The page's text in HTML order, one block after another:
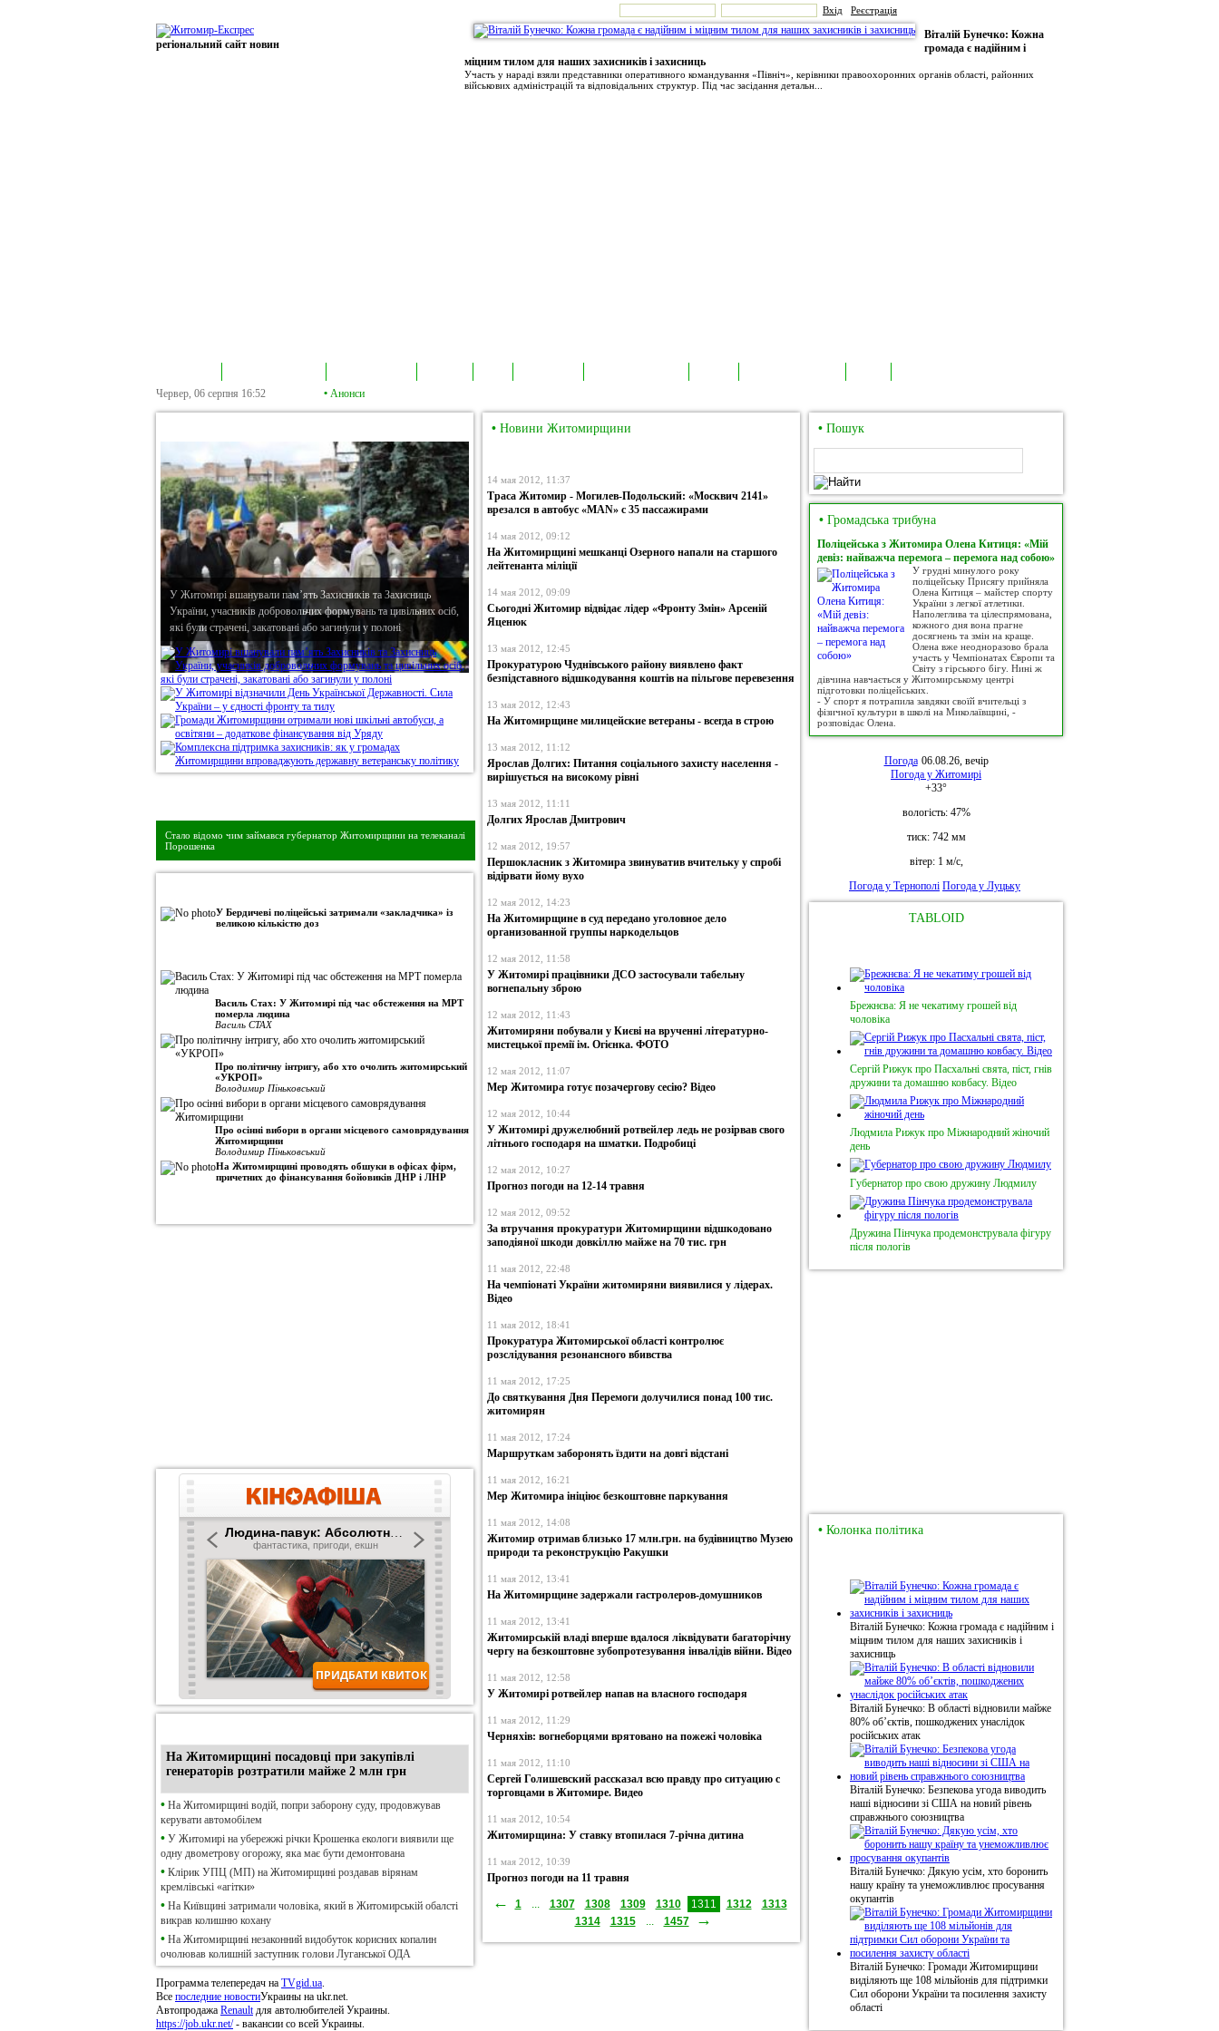
Вхід Реєстрація
регіональний сайт новин
Віталій Бунечко: Кожна
громада є надійним і
міцним тилом для наших захисників і захисниць
Участь у нараді взяли представники оперативного командування «Північ», керівники правоохоронних органів області, районних
військових адміністрацій та відповідальних структур. Під час засідання детальн...
Червер, 06 серпня 16:52 • Анонси
У Житомирі вшанували пам’ять Захисників та Захисниць
України, учасників добровольчих формувань та цивільних осіб,
які були страчені, закатовані або загинули у полоні
Стало відомо чим займався губернатор Житомирщини на телеканалі
Порошенка
У Бердичеві поліцейські затримали «закладчика» із
великою кількістю доз
Василь Стах: У Житомирі під час обстеження на МРТ
померла людина
Василь СТАХ
Про політичну інтригу, або хто очолить житомирський
«УКРОП»
Володимир Піньковський
Про осінні вибори в органи місцевого самоврядування
Житомирщини
Володимир Піньковський
На Житомирщині проводять обшуки в офісах фірм,
причетних до фінансування бойовиків ДНР і ЛНР
На Житомирщині посадовці при закупівлі
генераторів розтратили майже 2 млн грн
• На Житомирщині водій, попри заборону суду, продовжував
керувати автомобілем
• У Житомирі на убережжі річки Крошенка екологи виявили ще
одну двометрову огорожу, яка має бути демонтована
• Клірик УПЦ (МП) на Житомирщині роздавав вірянам
кремлівські «агітки»
• На Київщині затримали чоловіка, який в Житомирській обалсті
викрав колишню кохану
• На Житомирщині незаконний видобуток корисних копалин
очолював колишній заступник голови Луганської ОДА
Программа телепередач на TVgid.ua.
Все последние новостиУкраины на ukr.net.
Автопродажа Renaultдля автолюбителей Украины.
https://job.ukr.net/- вакансии со всей Украины.
• Новини Житомирщини
14 мая 2012, 11:37
Траса Житомир - Могилев-Подольский: «Москвич 2141»
врезался в автобус «MAN» с 35 пассажирами
14 мая 2012, 09:12
На Житомирщині мешканці Озерного напали на старшого
лейтенанта міліції
14 мая 2012, 09:09
Сьогодні Житомир відвідає лідер «Фронту Змін» Арсеній
Яценюк
13 мая 2012, 12:45
Прокуратурою Чуднівського району виявлено факт
безпідставного відшкодування коштів на пільгове перевезення
13 мая 2012, 12:43
На Житомирщине милицейские ветераны - всегда в строю
13 мая 2012, 11:12
Ярослав Долгих: Питання соціального захисту населення -
вирішується на високому рівні
13 мая 2012, 11:11
Долгих Ярослав Дмитрович
12 мая 2012, 19:57
Першокласник з Житомира звинуватив вчительку у спробі
відірвати йому вухо
12 мая 2012, 14:23
На Житомирщине в суд передано уголовное дело
организованной группы наркодельцов
12 мая 2012, 11:58
У Житомирі працівники ДСО застосували табельну
вогнепальну зброю
12 мая 2012, 11:43
Житомиряни побували у Києві на врученні літературно-
мистецької премії ім. Огієнка. ФОТО
12 мая 2012, 11:07
Мер Житомира готує позачергову сесію? Відео
12 мая 2012, 10:44
У Житомирі дружелюбний ротвейлер ледь не розірвав свого
літнього господаря на шматки. Подробиці
12 мая 2012, 10:27
Прогноз погоди на 12-14 травня
12 мая 2012, 09:52
За втручання прокуратури Житомирщини відшкодовано
заподіяної шкоди довкіллю майже на 70 тис. грн
11 мая 2012, 22:48
На чемпіонаті України житомиряни виявилися у лідерах.
Відео
11 мая 2012, 18:41
Прокуратура Житомирської області контролює
розслідування резонансного вбивства
11 мая 2012, 17:25
До святкування Дня Перемоги долучилися понад 100 тис.
житомирян
11 мая 2012, 17:24
Маршруткам заборонять їздити на довгі відстані
11 мая 2012, 16:21
Мер Житомира ініціює безкоштовне паркування
11 мая 2012, 14:08
Житомир отримав близько 17 млн.грн. на будівництво Музею
природи та реконструкцію Ракушки
11 мая 2012, 13:41
На Житомирщине задержали гастролеров-домушников
11 мая 2012, 13:41
Житомирській владі вперше вдалося ліквідувати багаторічну
чергу на безкоштовне зубопротезування інвалідів війни. Відео
11 мая 2012, 12:58
У Житомирі ротвейлер напав на власного господаря
11 мая 2012, 11:29
Черняхів: вогнеборцями врятовано на пожежі чоловіка
11 мая 2012, 11:10
Сергей Голишевский рассказал всю правду про ситуацию с
торговцами в Житомире. Видео
11 мая 2012, 10:54
Житомирщина: У ставку втопилася 7-річна дитина
11 мая 2012, 10:39
Прогноз погоди на 11 травня
← 1 ... 1307 1308 1309 1310 1311 1312
1313
1314
1315 ... 1457 →
• Пошук
• Громадська трибуна
Поліцейська з Житомира Олена Китиця: «Мій
девіз: найважча перемога – перемога над собою»
У грудні минулого року
поліцейську Присягу прийняла
Олена Китиця – майстер спорту
України з легкої атлетики.
Наполеглива та цілеспрямована,
кожного дня вона прагне
досягнень та змін на краще.
Олена вже неодноразово брала
участь у Чемпіонатах Європи та
Світу з гірського бігу. Нині ж
дівчина навчається у Житомирському центрі
підготовки поліцейських.
- У спорт я потрапила завдяки своїй вчительці з
фізичної культури в школі на Миколаївщині, -
розповідає Олена.
Погода 06.08.26, вечір
Погода у Житомирі
+33°
вологість: 47%
тиск: 742 мм
вітер: 1 м/с,
Погода у Тернополі Погода у Луцьку
TABLOID
Брежнєва: Я не чекатиму грошей від
чоловіка
Сергій Рижук про Пасхальні свята, піст, гнів
дружини та домашню ковбасу. Відео
Людмила Рижук про Міжнародний жіночий
день
Губернатор про свою дружину Людмилу
Дружина Пінчука продемонструвала фігуру
після пологів
• Колонка політика
Віталій Бунечко: Кожна громада є надійним і
міцним тилом для наших захисників і
захисниць
Віталій Бунечко: В області відновили майже
80% об’єктів, пошкоджених унаслідок
російських атак
Віталій Бунечко: Безпекова угода виводить
наші відносини зі США на новий рівень
справжнього союзництва
Віталій Бунечко: Дякую усім, хто боронить
нашу країну та унеможливлює просування
окупантів
Віталій Бунечко: Громади Житомирщини
виділяють ще 108 мільйонів для підтримки
Сил оборони України та посилення захисту
області